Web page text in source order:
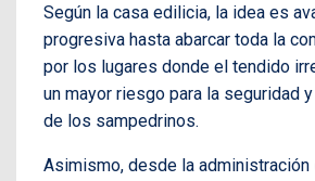
Según la casa edilicia, la idea es
progresiva hasta abarcar toda la
por los lugares donde el tendido
un mayor riesgo para la seguridad
de los sampedrinos.
Asimismo, desde la administración